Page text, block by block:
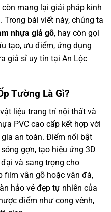
mang lại giải pháp kinh
bài viết này, chúng ta
nhựa giả gỗ, hay còn gọi
tạo, ưu điểm, ứng dụng
giả sỉ uy tín tại An Lộc
Tường Là Gì?
liệu trang trí nội thất và
PVC cao cấp kết hợp với
an toàn. Điểm nổi bật
gợn, tạo hiệu ứng 3D
và sang trọng cho
film vân gỗ hoặc vân đá,
hảo vẻ đẹp tự nhiên của
điểm như cong vênh,